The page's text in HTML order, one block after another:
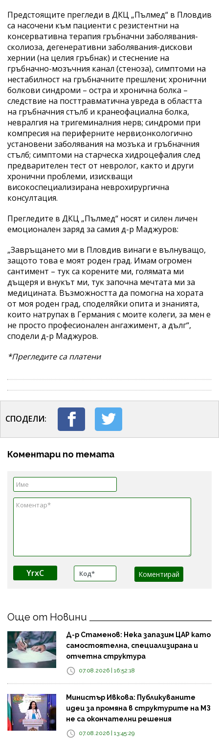
Предстоящите прегледи в ДКЦ „Пълмед“ в Пловдив
са насочени към пациенти с резистентни на
консервативна терапия гръбначни заболявания-
сколиоза, дегенеративни заболявания-дискови
хернии (на целия гръбнак) и стеснение на
гръбначно-мозъчния канал (стеноза), симптоми на
нестабилност на гръбначните прешлени; хронични
болкови синдроми – остра и хронична болка –
следствие на посттравматична увреда в областта
на гръбначния стълб и кранеофациална болка,
невралгия на тригеминалния нерв; синдроми при
компресия на периферните нерви;онкологично
установени заболявания на мозъка и гръбначния
стълб; симптоми на старческа хидроцефалия след
предварителен тест от невролог, както и други
хронични проблеми, изискващи
високоспециализирана неврохирургична
консултация.
Прегледите в ДКЦ „Пълмед“ носят и силен личен
емоционален заряд за самия д-р Маджуров:
„Завръщането ми в Пловдив винаги е вълнуващо,
защото това е моят роден град. Имам огромен
сантимент – тук са корените ми, голямата ми
дъщеря и внукът ми, тук започна мечтата ми за
медицината. Възможността да помогна на хората
от моя роден град, споделяйки опита и знанията,
които натрупах в Германия с моите колеги, за мен е
не просто професионален ангажимент, а дълг“,
сподели д-р Маджуров.
*Прегледите са платени
СПОДЕЛИ:
Коментари по темата
YrxC
Още от Новини
Д-р Стаменов: Нека запазим ЦАР като
самостоятелна, специализирана и
отчетна структура
07.08.2026 | 16:52:18
Министър Ивкова: Публикуваните
идеи за промяна в структурите на МЗ
не са окончателни решения
07.08.2026 | 13:45:29